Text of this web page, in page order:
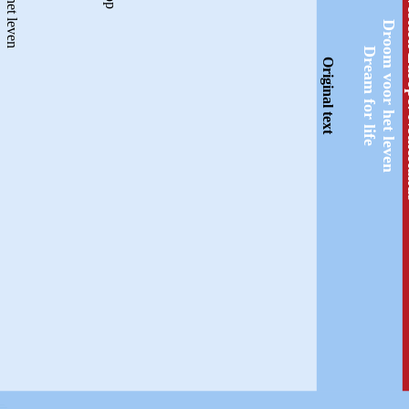
Droom voor het leven
Dream for life
Original text